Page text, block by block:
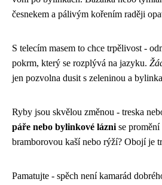
česnekem a pálivým kořením raději
S telecím masem to chce trpělivost -
pokrm, který se rozplývá na jazyku.
jen pozvolna dusit s zeleninou a
Ryby jsou skvělou změnou - treska
páře nebo bylinkové lázni se
bramborovou kaší nebo rýží? Obojí je
Pamatujte - spěch není kamarád